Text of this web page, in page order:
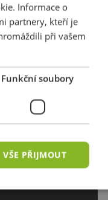
Informace o
partnery, kteří je
při vašem
Funkční soubory
VŠE PŘIJMOUT